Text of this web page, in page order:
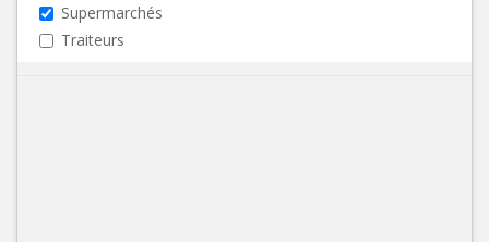
Supermarchés
Traiteurs